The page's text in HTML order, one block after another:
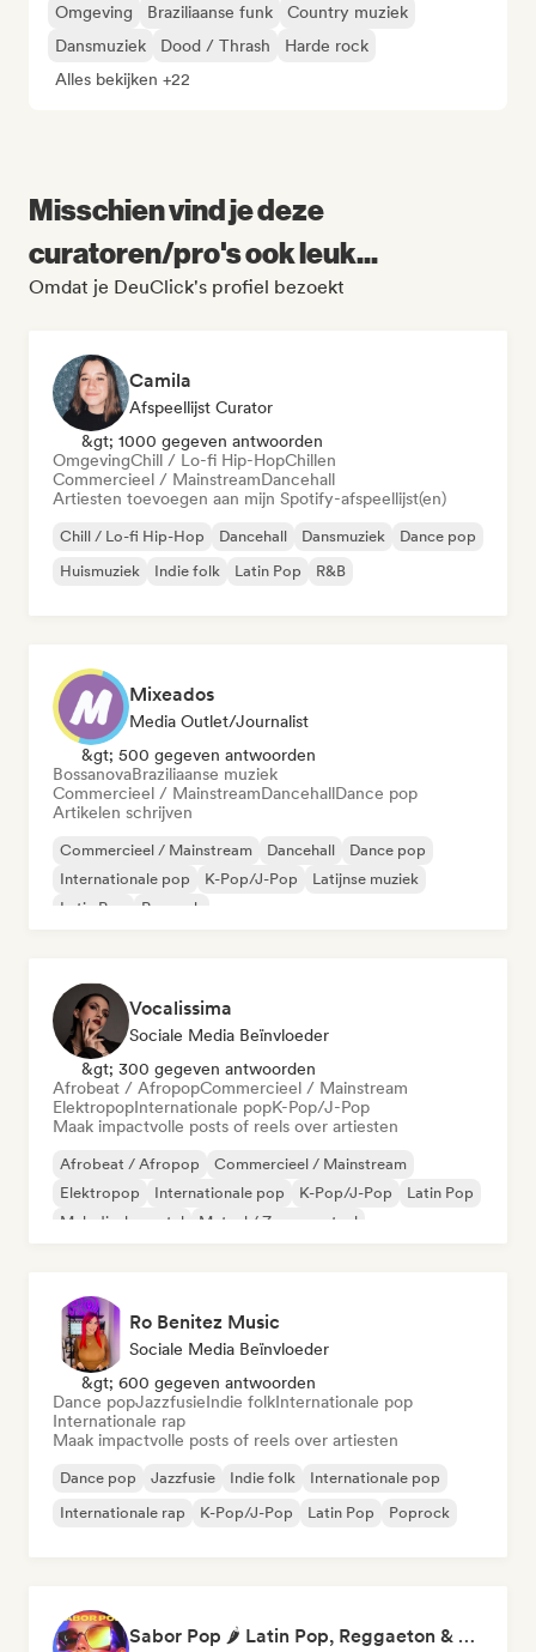
Omgeving Braziliaanse funk
Country muziek
Dansmuziek
Dood / Thrash
Harde rock
Alles bekijken +22
Misschien vind je deze
curatoren/pro's ook leuk...
Omdat je DeuClick's profiel bezoekt
Camila
Afspeellijst Curator
&gt; 1000 gegeven antwoorden
OmgevingChill / Lo-fi Hip-HopChillen
Commercieel / MainstreamDancehall
Artiesten toevoegen aan mijn Spotify-afspeellijst(en)
Chill / Lo-fi Hip-Hop Dancehall Dansmuziek
Dance pop
Huismuziek
Indie folk Latin Pop R&B
Mixeados
Media Outlet/Journalist
&gt; 500 gegeven antwoorden
BossanovaBraziliaanse muziek
Commercieel / MainstreamDancehallDance pop
Artikelen schrijven
Commercieel / Mainstream Dancehall
Dance pop
Internationale pop
K-Pop/J-Pop
Latijnse muziek
Latin Pop
Poprock
Vocalissima
Sociale Media Beïnvloeder
&gt; 300 gegeven antwoorden
Afrobeat / AfropopCommercieel / Mainstream
ElektropopInternationale popK-Pop/J-Pop
Maak impactvolle posts of reels over artiesten
Afrobeat / Afropop
Commercieel / Mainstream
Elektropop
Internationale pop K-Pop/J-Pop
Latin Pop
Melodische metal
Metaal / Zwaar metaal
Ro Benitez Music
Sociale Media Beïnvloeder
&gt; 600 gegeven antwoorden
Dance popJazzfusieIndie folkInternationale pop
Internationale rap
Maak impactvolle posts of reels over artiesten
Dance pop Jazzfusie Indie folk
Internationale pop
Internationale rap
K-Pop/J-Pop Latin Pop Poprock
Sabor Pop 🌶️ Latin Pop, Reggaeton & Latin Club Hits